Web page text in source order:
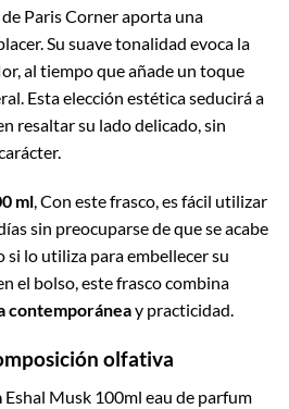
Paris Corner aporta una
Su suave tonalidad evoca la
al tiempo que añade un toque
Esta elección estética seducirá a
resaltar su lado delicado, sin
ml, Con este frasco, es fácil utilizar
sin preocuparse de que se acabe
si lo utiliza para embellecer su
el bolso, este frasco combina
contemporáneay practicidad.
olfativa
Eshal Musk 100ml eau de parfum